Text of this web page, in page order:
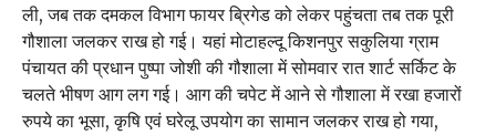
ली, जब तक दमकल विभाग फायर ब्रिगेड को लेकर पहुंचता तब तक पूरी
गौशाला जलकर राख हो गई। यहां मोटाहल्दू किशनपुर सकुलिया ग्राम
पंचायत की प्रधान पुष्पा जोशी की गौशाला में सोमवार रात शार्ट सर्किट के
चलते भीषण आग लग गई। आग की चपेट में आने से गौशाला में रखा हजारों
रुपये का भूसा, कृषि एवं घरेलू उपयोग का सामान जलकर राख हो गया,